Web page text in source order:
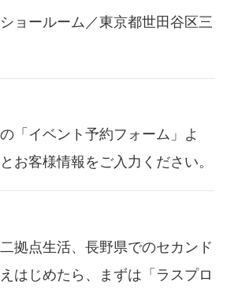
ョールーム／東京都世田谷区三
「イベント予約フォーム」よ
お客様情報をご入力ください。
拠点生活、長野県でのセカンド
はじめたら、まずは「ラスプロ